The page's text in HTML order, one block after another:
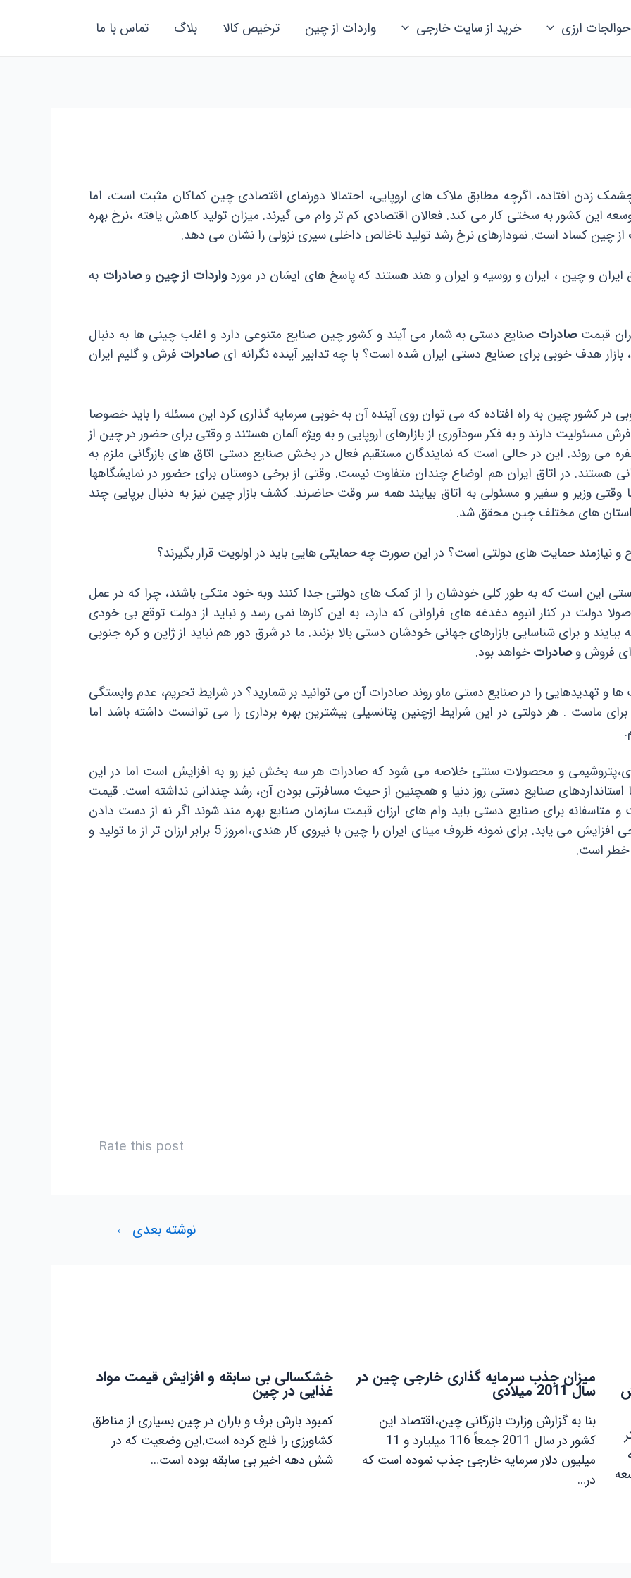
حوالجات ارزی خرید از سایت خارجی واردات از چین ترخیص کالا بلاگ تماس با ما
زدن افتاده، اگرچه مطابق ملاک های اروپایی، احتمالا دورنمای اقتصادی چین کماکان مثبت است، اما
این کشور به سختی کار می کند. فعالان اقتصادی کم تر وام می گیرند. میزان تولید کاهش یافته ،نرخ بهره
از چین کساد است. نمودارهای نرخ رشد تولید ناخالص داخلی سیری نزولی را نشان می دهد.
ایران و چین ، ایران و روسیه و ایران و هند هستند که پاسخ های ایشان در موردواردات از چین وصادرات به
صادرات صنایع دستی به شمار می آیند و کشور چین صنایع متنوعی دارد و اغلب چینی ها به دنبال
بازار هدف خوبی برای صنایع دستی ایران شده است؟ با چه تدابیر آینده نگرانه ایصادرات فرش و گلیم ایران
در کشور چین به راه افتاده که می توان روی آینده آن به خوبی سرمایه گذاری کرد این مسئله را باید خصوصا
مسئولیت دارند و به فکر سودآوری از بازارهای اروپایی و به ویژه آلمان هستند و وقتی برای حضور در چین از
می روند. این در حالی است که نمایندگان مستقیم فعال در بخش صنایع دستی اتاق های بازرگانی ملزم به
هستند. در اتاق ایران هم اوضاع چندان متفاوت نیست. وقتی از برخی دوستان برای حضور در نمایشگاهها
وقتی وزیر و سفیر و مسئولی به اتاق بیایند همه سر وقت حاضرند. کشف بازار چین نیز به دنبال برپایی چند
استان های مختلف چین محقق شد.
و نیازمند حمایت های دولتی است؟ در این صورت چه حمایتی هایی باید در اولویت قرار بگیرند؟
این است که به طور کلی خودشان را از کمک های دولتی جدا کنند وبه خود متکی باشند، چرا که در عمل
دولت در کنار انبوه دغدغه های فراوانی که دارد، به این کارها نمی رسد و نباید از دولت توقع بی خودی
و برای شناسایی بازارهای جهانی خودشان دستی بالا بزنند. ما در شرق دور هم نباید از ژاپن و کره جنوبی
فروش وصادراتخواهد بود.
و تهدیدهایی را در صنایع دستی ماو روند صادرات آن می توانید بر شمارید؟ در شرایط تحریم، عدم وابستگی
ماست . هر دولتی در این شرایط ازچنین پتانسیلی بیشترین بهره برداری را می توانست داشته باشد اما
و محصولات سنتی خلاصه می شود که صادرات هر سه بخش نیز رو به افزایش است اما در این
صنایع دستی روز دنیا و همچنین از حیث مسافرتی بودن آن، رشد چندانی نداشته است. قیمت
برای صنایع دستی باید وام های ارزان قیمت سازمان صنایع بهره مند شوند اگر نه از دست دادن
بازارها به دنبال گرانی تولید نهایی به طور تدریجی افزایش می یابد. برای نمونه ظروف مینای ایران را چین با نیروی کار هندی،امروز 5 برابر ارزان تر از ما تولید و
خطر است.
Rate this post
نوشته بعدی ←
میزان جذب سرمایه گذاری خارجی چین در
سال 2011 میلادی
بنا به گزارش وزارت بازرگانی چین،اقتصاد این
کشور در سال 2011 جمعاً 116 میلیارد و 11
میلیون دلار سرمایه خارجی جذب نموده است که
در…
خشکسالی بی سابقه و افزایش قیمت مواد
غذایی در چین
کمبود بارش برف و باران در چین بسیاری از مناطق
کشاورزی را فلج کرده است.این وضعیت که در
شش دهه اخیر بی سابقه بوده است…